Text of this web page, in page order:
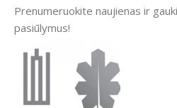
Prenumeruokite naujienas ir
pasiūlymus!